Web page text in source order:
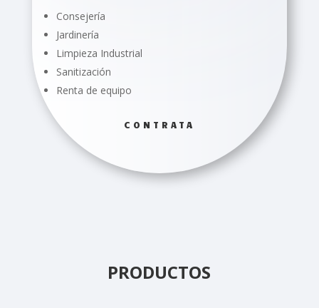
Consejería
Jardinería
Limpieza Industrial
Sanitización
Renta de equipo
CONTRATA
PRODUCTOS